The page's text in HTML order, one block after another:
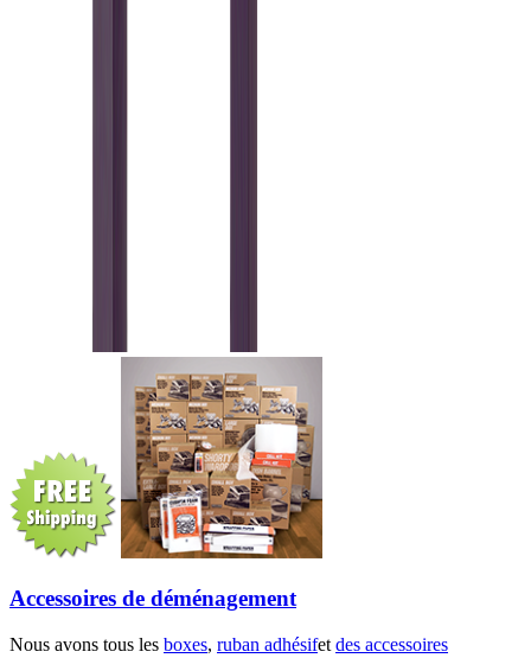
Accessoires de déménagement
Nous avons tous les boxes, ruban adhésifet des accessoires